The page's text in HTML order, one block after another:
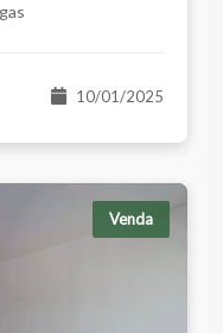
10/01/2025
Venda